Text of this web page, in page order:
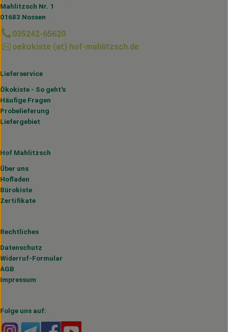
Mahlitzsch Nr. 1
01683 Nossen
035242-65620
oekokiste (at) hof-mahlitzsch.de
Lieferservice
Ökokiste - So geht's
Häufige Fragen
Probelieferung
Liefergebiet
Hof Mahlitzsch
Über uns
Hofladen
Bürokiste
Zertifikate
Rechtliches
Datenschutz
Widerruf-Formular
AGB
Impressum
Folge uns auf:
Externer Link zu https://www.instagram.com/
Externer Link zu https://t.me/s/hofmahlitzsch
Externer Link zu https://www.facebook.com/